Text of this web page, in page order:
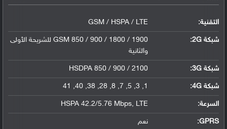
التقنية: GSM / HSPA / LTE
شبكة 2G:
GSM 850 / 900 / 1800 / 1900 للشريحة الأولى
والثانية
شبكة 3G :
HSDPA 850 / 900 / 2100
شبكة 4G :
1, 3, 5, 7, 8, 28, 38, 40, 41
السرعة: HSPA 42.2/5.76 Mbps, LTE
GPRS: نعم